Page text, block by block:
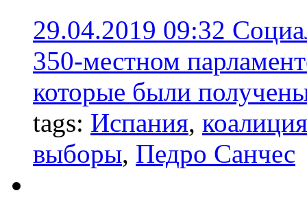
29.04.2019 09:32
350-местном
которые были
tags: Испания, коалиция
выборы, Педро Санчес